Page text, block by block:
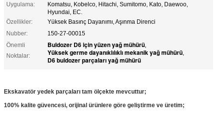
Uygulama:
Komatsu, Kobelco, Hitachi, Sumitomo, Kato, Daewoo,
Hyundai, EC.
Özellikler:
Yüksek Basınç Dayanımı, Aşınma Direnci
Nubber:
150-27-00015
Önemli
Noktalar:
Buldozer D6 için yüzen yağ mühürü,
Yüksek germe dayanıklılıklı mekanik yağ mühürü,
D6 buldozer parçaları yağ mühürü
Ekskavatör yedek parçaları tam ölçekte mevcuttur;
100% kalite güvencesi, orijinal ürünlere göre geliştirme ve üretim;